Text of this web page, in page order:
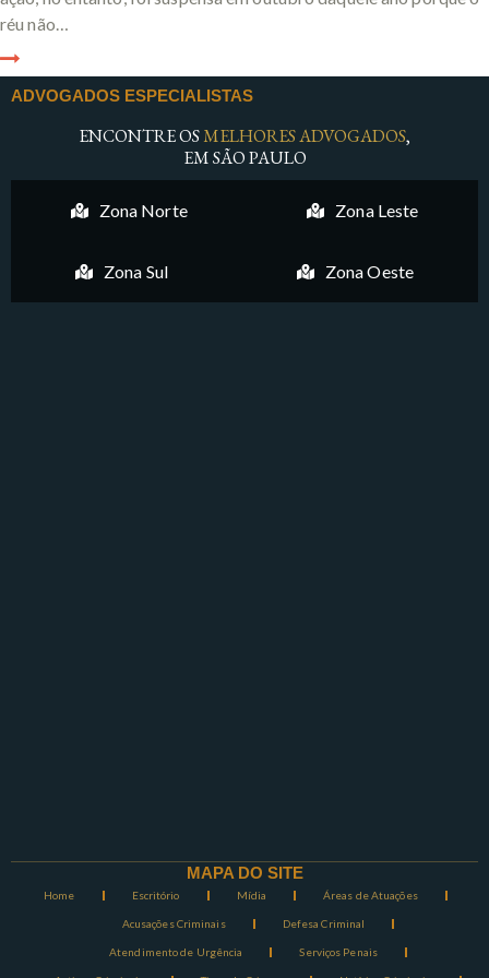
réu não…
ADVOGADOS ESPECIALISTAS
ENCONTRE OSMELHORES ADVOGADOS,
EM SÃO PAULO
Zona Norte Zona Leste
Zona Sul Zona Oeste
MAPA DO SITE
Home Escritório Mídia Áreas de Atuações
Acusações Criminais Defesa Criminal
Atendimento de Urgência Serviços Penais